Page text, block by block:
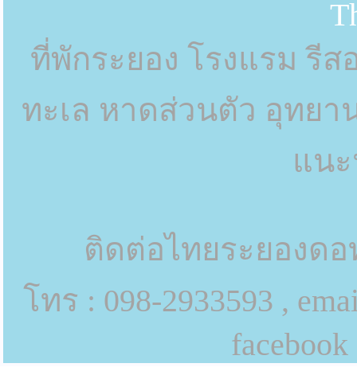
ที่พักระยอง โรงแรม รีส
ทะเล หาดส่วนตัว อุทย
แน
ติดต่อไทยระยองด
โทร : 098-2933593 ,